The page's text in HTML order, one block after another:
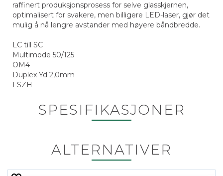
raffinert produksjonsprosess for selve glasskjernen,
optimalisert for svakere, men billigere LED-laser, gjør det
mulig å nå lengre avstander med høyere båndbredde.
LC till SC
Multimode 50/125
OM4
Duplex Yd 2,0mm
LSZH
SPESIFIKASJONER
ALTERNATIVER